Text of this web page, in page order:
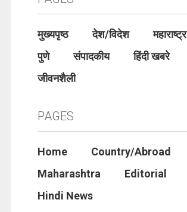
मुख्यपृष्ठ देश/विदेश
महाराष्ट्र
पुणे
संपादकीय
हिंदी खबरे
जीवनशैली
PAGES
Home
Country/Abroad
Maharashtra
Editorial
Hindi News